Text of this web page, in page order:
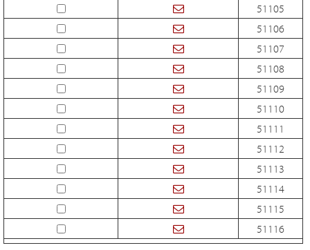
51105
51106
51107
51108
51109
51110
51111
51112
51113
51114
51115
51116